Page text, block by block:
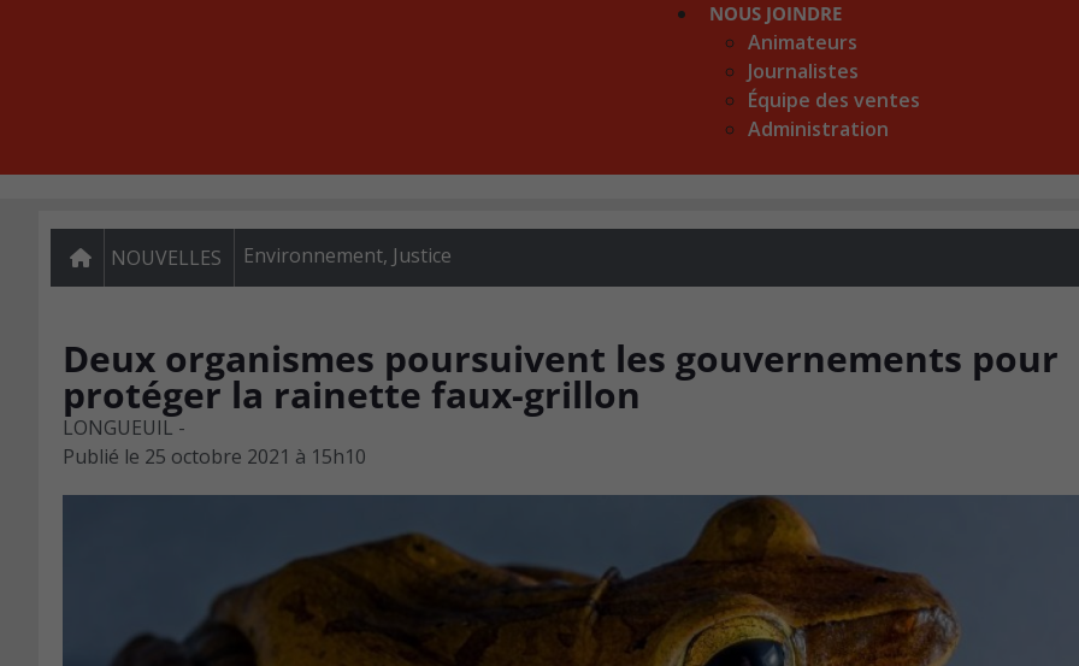
NOUS JOINDRE
Animateurs
Journalistes
Équipe des ventes
Administration
NOUVELLES Environnement, Justice
Deux organismes poursuivent les gouvernements pour
protéger la rainette faux-grillon
LONGUEUIL -
Publié le 25 octobre 2021 à 15h10